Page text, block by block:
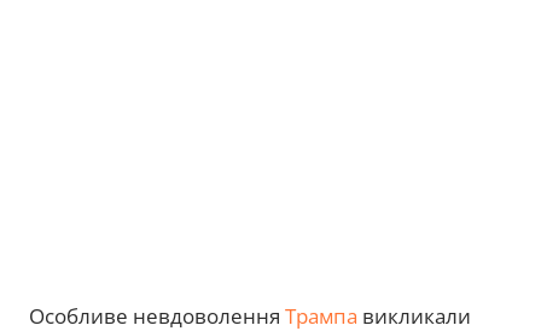
Особливе невдоволення Трампа викликали